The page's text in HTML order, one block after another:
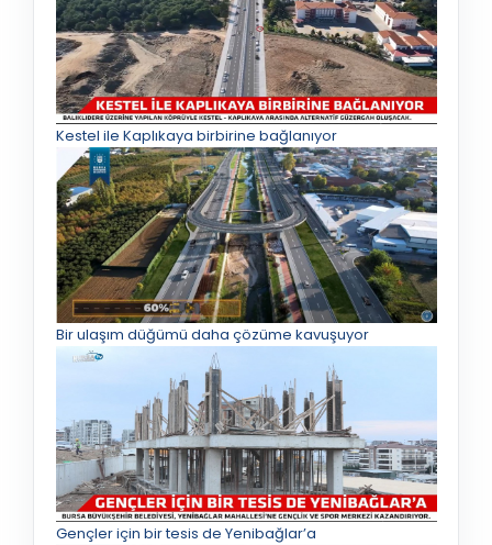
Kestel ile Kaplıkaya birbirine bağlanıyor
Bir ulaşım düğümü daha çözüme kavuşuyor
Gençler için bir tesis de Yenibağlar’a